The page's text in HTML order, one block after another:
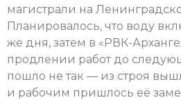
магистрали на
Планировалось, что воду
же дня, затем в «РВК-
продлении работ до
пошло не так — из строя
и рабочим пришлось её